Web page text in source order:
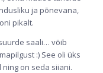
ja põnevana,
pikalt.
saali… võib
:) See oli üks
on seda siiani.